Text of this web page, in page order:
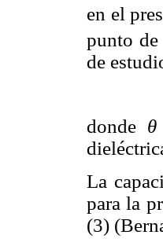
en el
punto
de
donde θ
La
para la
(3)